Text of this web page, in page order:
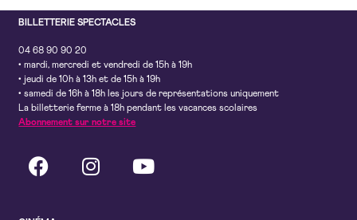
BILLETTERIE SPECTACLES
04 68 90 90 20
• mardi, mercredi et vendredi de 15h à 19h
• jeudi de 10h à 13h et de 15h à 19h
• samedi de 16h à 18h les jours de représentations uniquement
La billetterie ferme à 18h pendant les vacances scolaires
Abonnement sur notre site